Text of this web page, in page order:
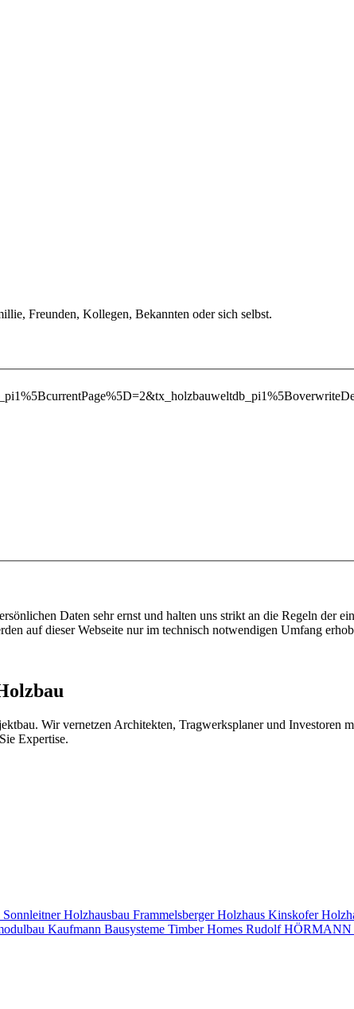
Freunden, Kollegen, Bekannten oder sich selbst.
Daten sehr ernst und halten uns strikt an die Regeln der
auf dieser Webseite nur im technisch notwendigen Umfang
Wir vernetzen Architekten, Tragwerksplaner und Investoren
Expertise.
Sonnleitner Holzhausbau Frammelsberger Holzhaus Kinskofer
Kaufmann Bausysteme Timber Homes Rudolf HÖRMANN